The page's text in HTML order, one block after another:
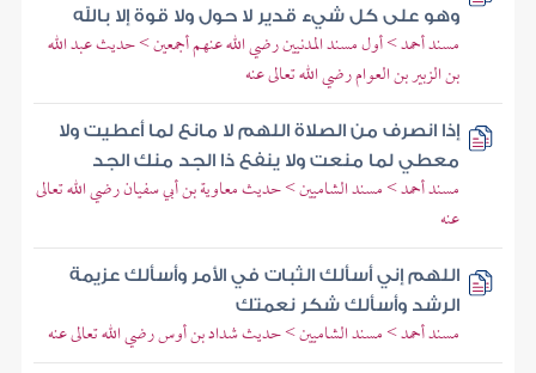
وهو على كل شيء قدير لا حول ولا قوة إلا بالله
مسند أحمد > أول مسند المدنيين رضي الله عنهم أجمعين > حديث عبد الله
بن الزبير بن العوام رضي الله تعالى عنه
إذا انصرف من الصلاة اللهم لا مانع لما أعطيت ولا
معطي لما منعت ولا ينفع ذا الجد منك الجد
مسند أحمد > مسند الشاميين > حديث معاوية بن أبي سفيان رضي الله تعالى
عنه
اللهم إني أسألك الثبات في الأمر وأسألك عزيمة
الرشد وأسألك شكر نعمتك
مسند أحمد > مسند الشاميين > حديث شداد بن أوس رضي الله تعالى عنه